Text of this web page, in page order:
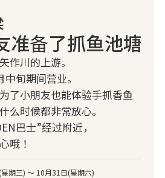
准备了抓鱼池塘
作川的上游。
旬期间营业。
了小朋友也能体验手抓香鱼
么时候都非常放心。
巴士”经过附近，
哦！
期三) ～ 10月31日(星期六)